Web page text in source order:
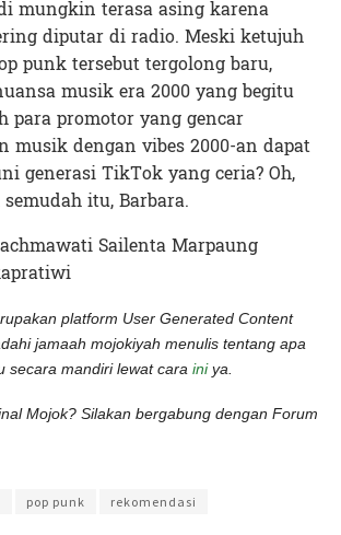
mungkin terasa asing karena
diputar di radio. Meski ketujuh
punk tersebut tergolong baru,
musik era 2000 yang begitu
para promotor yang gencar
musik dengan vibes 2000-an dapat
generasi TikTok yang ceria? Oh,
itu, Barbara.
Sailenta Marpaung
platform User Generated Content
jamaah mojokiyah menulis tentang apa
secara mandiri lewat cara iniya.
Mojok? Silakan bergabung dengan Forum
pop punk rekomendasi